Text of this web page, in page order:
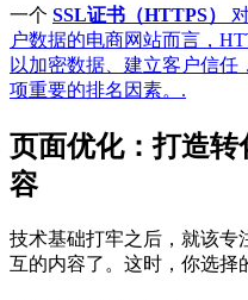
一个 SSL证书（HTTPS）
户数据的电商网站而言，
以加密数据、建立客户信任
项重要的排名因素。.
页面优化：打造
容
技术基础打牢之后，就该专
互的内容了。这时，你选择